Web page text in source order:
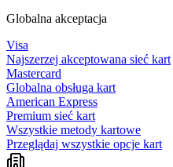
Globalna akceptacja
Visa
Najszerzej akceptowana sieć kart
Mastercard
Globalna obsługa kart
American Express
Premium sieć kart
Wszystkie metody kartowe
Przeglądaj wszystkie opcje kart